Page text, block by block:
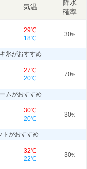
気温
降水
確率
29℃
18℃
30%
氷がおすすめ
27℃
20℃
70%
ムがおすすめ
30℃
20℃
30%
トがおすすめ
32℃
22℃
30%